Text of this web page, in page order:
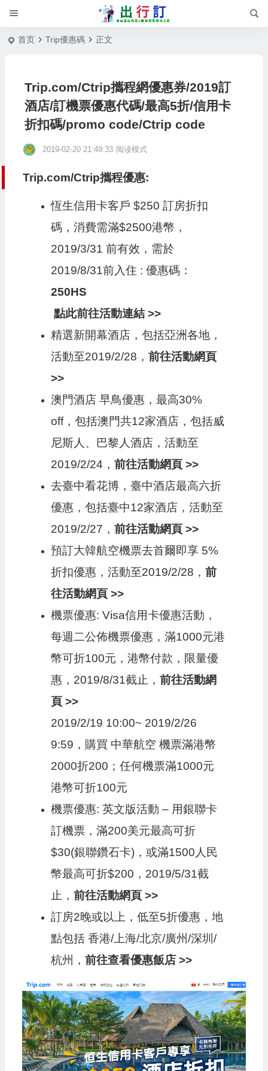
首页 Trip優惠碼 正文
Trip.com/Ctrip攜程網優惠券/2019訂
酒店/訂機票優惠代碼/最高5折/信用卡
折扣碼/promo code/Ctrip code
2019-02-20 21:49:33 阅读模式
Trip.com/Ctrip攜程優惠:
恆生信用卡客戶 $250 訂房折扣
碼，消費需滿$2500港幣，
2019/3/31 前有效，需於
2019/8/31前入住 : 優惠碼：
250HS
點此前往活動連結 >>
精選新開幕酒店，包括亞洲各地，
活動至2019/2/28， 前往活動網頁
>>
澳門酒店 早鳥優惠，最高30%
off，包括澳門共12家酒店，包括威
尼斯人、巴黎人酒店，活動至
2019/2/24， 前往活動網頁 >>
去臺中看花博，臺中酒店最高六折
優惠，包括臺中12家酒店，活動至
2019/2/27， 前往活動網頁 >>
預訂大韓航空機票去首爾即享 5%
折扣優惠，活動至2019/2/28， 前
往活動網頁 >>
機票優惠: Visa信用卡優惠活動，
每週二公佈機票優惠，滿1000元港
幣可折100元，港幣付款，限量優
惠，2019/8/31截止， 前往活動網
頁 >>
2019/2/19 10:00~ 2019/2/26
9:59，購買 中華航空 機票滿港幣
2000折200；任何機票滿1000元
港幣可折100元
機票優惠: 英文版活動 – 用銀聯卡
訂機票，滿200美元最高可折
$30(銀聯鑽石卡)，或滿1500人民
幣最高可折$200，2019/5/31截
止， 前往活動網頁 >>
訂房2晚或以上，低至5折優惠，地
點包括 香港/上海/北京/廣州/深圳/
杭州， 前往查看優惠飯店 >>